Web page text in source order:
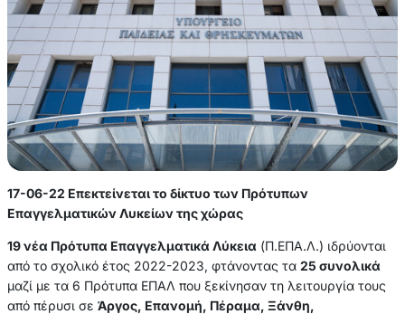
17-06-22 Επεκτείνεται το δίκτυο των Πρότυπων
Επαγγελματικών Λυκείων της χώρας
19 νέα Πρότυπα Επαγγελματικά Λύκεια (Π.ΕΠΑ.Λ.) ιδρύονται
από το σχολικό έτος 2022-2023, φτάνοντας τα 25 συνολικά
μαζί με τα 6 Πρότυπα ΕΠΑΛ που ξεκίνησαν τη λειτουργία τους
από πέρυσι σε Άργος, Επανομή, Πέραμα, Ξάνθη,